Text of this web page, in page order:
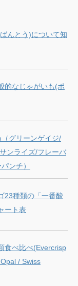
んとう)について知
的なじゃがいも(ポ
グリーンゲイジ/
ンライズ/フレーバ
ンチ）
23種類の「一番酸
ート表
食べ比べ(Evercrisp
/ Swiss